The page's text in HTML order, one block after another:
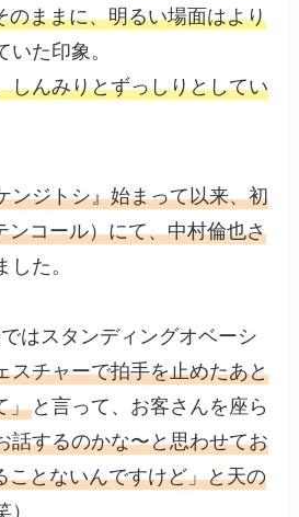
のままに、明るい場面はより
いた印象。
しんみりとずっしりとしてい
ンジトシ』始まって以来、初
ンコール）にて、中村倫也さ
した。
はスタンディングオベーシ
スチャーで拍手を止めたあと
」 と言って、お客さんを座ら
話するのかな〜と思わせてお
ことないんですけど」と天の